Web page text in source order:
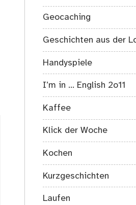
Geocaching
Geschichten aus der
Handyspiele
I’m in … English 2o11
Kaffee
Klick der Woche
Kochen
Kurzgeschichten
Laufen